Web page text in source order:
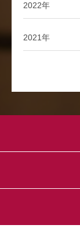
2022年
2021年